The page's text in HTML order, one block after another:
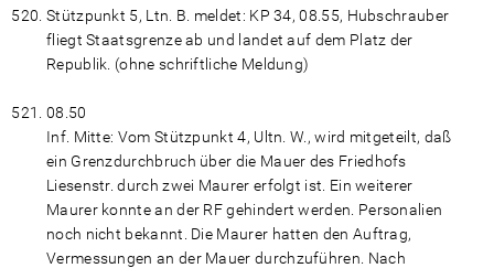
Stützpunkt 5, Ltn. B. meldet: KP 34, 08.55, Hubschrauber
fliegt Staatsgrenze ab und landet auf dem Platz der
Republik. (ohne schriftliche Meldung)
08.50
Inf. Mitte: Vom Stützpunkt 4, Ultn. W., wird mitgeteilt, daß
ein Grenzdurchbruch über die Mauer des Friedhofs
Liesenstr. durch zwei Maurer erfolgt ist. Ein weiterer
Maurer konnte an der RF gehindert werden. Personalien
noch nicht bekannt. Die Maurer hatten den Auftrag,
Vermessungen an der Mauer durchzuführen. Nach